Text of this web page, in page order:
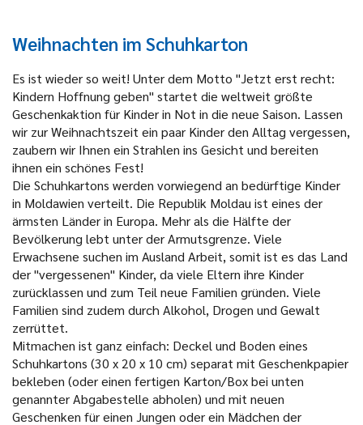
Weihnachten im Schuhkarton
Es ist wieder so weit! Unter dem Motto "Jetzt erst recht:
Kindern Hoffnung geben" startet die weltweit größte
Geschenkaktion für Kinder in Not in die neue Saison. Lassen
wir zur Weihnachtszeit ein paar Kinder den Alltag vergessen,
zaubern wir Ihnen ein Strahlen ins Gesicht und bereiten
ihnen ein schönes Fest!
Die Schuhkartons werden vorwiegend an bedürftige Kinder
in Moldawien verteilt. Die Republik Moldau ist eines der
ärmsten Länder in Europa. Mehr als die Hälfte der
Bevölkerung lebt unter der Armutsgrenze. Viele
Erwachsene suchen im Ausland Arbeit, somit ist es das Land
der "vergessenen" Kinder, da viele Eltern ihre Kinder
zurücklassen und zum Teil neue Familien gründen. Viele
Familien sind zudem durch Alkohol, Drogen und Gewalt
zerrüttet.
Mitmachen ist ganz einfach: Deckel und Boden eines
Schuhkartons (30 x 20 x 10 cm) separat mit Geschenkpapier
bekleben (oder einen fertigen Karton/Box bei unten
genannter Abgabestelle abholen) und mit neuen
Geschenken für einen Jungen oder ein Mädchen der